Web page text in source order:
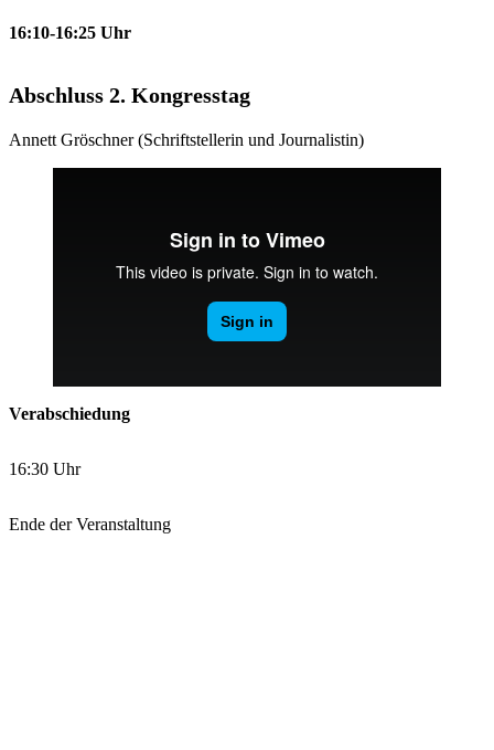
16:10-16:25 Uhr
Abschluss 2. Kongresstag
Annett Gröschner (Schriftstellerin und Journalistin)
Verabschiedung
16:30 Uhr
Ende der Veranstaltung